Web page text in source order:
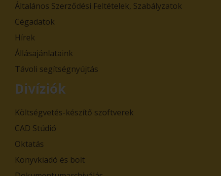
Általános Szerződési Feltételek, Szabályzatok
Cégadatok
Hírek
Állásajánlataink
Távoli segítségnyújtás
Divíziók
Költségvetés-készítő szoftverek
CAD Stúdió
Oktatás
Könyvkiadó és bolt